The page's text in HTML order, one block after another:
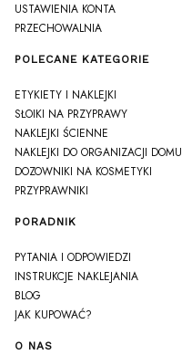
USTAWIENIA KONTA
PRZECHOWALNIA
POLECANE KATEGORIE
ETYKIETY I NAKLEJKI
SŁOIKI NA PRZYPRAWY
NAKLEJKI ŚCIENNE
NAKLEJKI DO ORGANIZACJI DOMU
DOZOWNIKI NA KOSMETYKI
PRZYPRAWNIKI
PORADNIK
PYTANIA I ODPOWIEDZI
INSTRUKCJE NAKLEJANIA
BLOG
JAK KUPOWAĆ?
O NAS